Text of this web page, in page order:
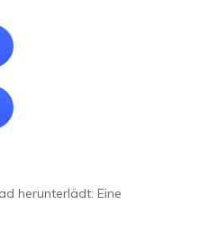
herunterlädt: Eine